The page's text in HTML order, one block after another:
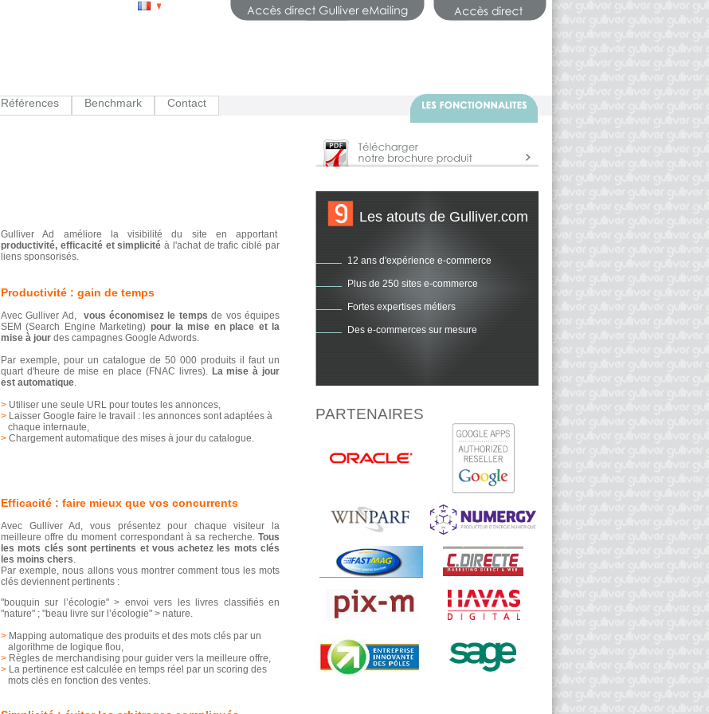
Références Benchmark Contact
Gulliver Ad améliore la visibilité du site en apportant
productivité, efficacité et simplicité à l'achat de trafic ciblé par
liens sponsorisés.
Productivité : gain de temps
Avec Gulliver Ad, vous économisez le temps de vos équipes
SEM (Search Engine Marketing) pour la mise en place et la
mise à jour des campagnes Google Adwords.
Par exemple, pour un catalogue de 50 000 produits il faut un
quart d'heure de mise en place (FNAC livres). La mise à jour
est automatique.
> Utiliser une seule URL pour toutes les annonces,
> Laisser Google faire le travail : les annonces sont adaptées à
chaque internaute,
> Chargement automatique des mises à jour du catalogue.
Efficacité : faire mieux que vos concurrents
Avec Gulliver Ad, vous présentez pour chaque visiteur la
meilleure offre du moment correspondant à sa recherche. Tous
les mots clés sont pertinents et vous achetez les mots clés
les moins chers.
Par exemple, nous allons vous montrer comment tous les mots
clés deviennent pertinents :
"bouquin sur l’écologie" > envoi vers les livres classifiés en
"nature" ; "beau livre sur l’écologie" > nature.
> Mapping automatique des produits et des mots clés par un
algorithme de logique flou,
> Règles de merchandising pour guider vers la meilleure offre,
> La pertinence est calculée en temps réel par un scoring des
mots clés en fonction des ventes.
Les atouts de Gulliver.com
12 ans d'expérience e-commerce
Plus de 250 sites e-commerce
Fortes expertises métiers
Des e-commerces sur mesure
PARTENAIRES